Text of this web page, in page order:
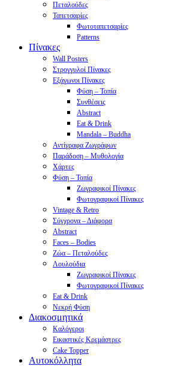
Πεταλούδες
Ταπετσαρίες
Φωτοταπετσαρίες
Patterns
Πίνακες
Wall Posters
Στρογγυλοί Πίνακες
Εξάγωνοι Πίνακες
Φύση – Τοπία
Συνθέσεις
Abstract
Eat & Drink
Mandala – Buddha
Αντίγραφα Ζωγράφων
Παράδοση – Μυθολογία
Χάρτες
Φύση – Τοπία
Ζωγραφικοί Πίνακες
Φωτογραφικοί Πίνακες
Vintage & Retro
Σύγχρονα – Διάφορα
Abstract
Faces – Bodies
Ζώα – Πεταλούδες
Λουλούδια
Ζωγραφικοί Πίνακες
Φωτογραφικοί Πίνακες
Eat & Drink
Νεκρή Φύση
Διακοσμητικά
Καλόγεροι
Εικαστικές Κρεμάστρες
Cake Topper
Αυτοκόλλητα